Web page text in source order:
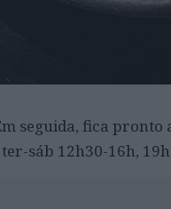
seguida, fica pronto
sáb 12h30-16h,